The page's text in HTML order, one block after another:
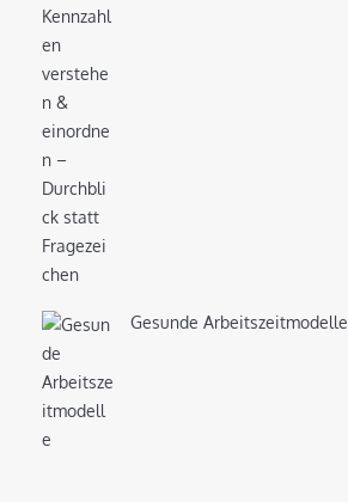
Gesunde Arbeitszeitmodelle